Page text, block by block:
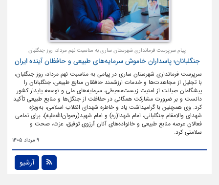
پیام سرپرست فرمانداری شهرستان ساری به مناسبت نهم مرداد، روز جنگلبان
جنگلبانان؛ پاسداران خاموش سرمایه‌های طبیعی و حافظان آینده ایران
سرپرست فرمانداری شهرستان ساری در پیامی به مناسبت نهم مرداد، روز جنگلبان،
با تجلیل از مجاهدت‌ها و خدمات ارزشمند حافظان منابع طبیعی، جنگلبانان را
پیشگامان صیانت از امنیت زیست‌محیطی، سرمایه‌های ملی و توسعه پایدار کشور
دانست و بر ضرورت مشارکت همگانی در حفاظت از جنگل‌ها و منابع طبیعی تأکید
کرد. وی همچنین با گرامیداشت یاد و خاطره شهدای انقلاب اسلامی، به‌ویژه
شهدای والامقام جنگلبانی، امام شهدا(ره) و امام شهید(رضوان‌الله‌علیه)، برای تمامی
فعالان عرصه منابع طبیعی و خانواده‌های آنان آرزوی توفیق، عزت، صحت و
سلامتی کرد.
9 مرداد 1405
آرشیو